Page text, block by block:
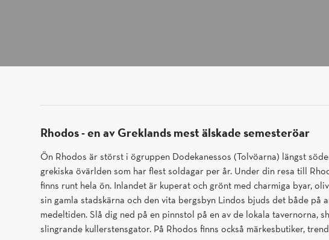
Rhodos - en av Greklands mest älskade semesteröar
Ön Rhodos är störst i ögruppen Dodekanessos (Tolvöarna) längst
grekiska övärlden som har flest soldagar per år. Under din resa till
finns runt hela ön. Inlandet är kuperat och grönt med charmiga byar,
sin gamla stadskärna och den vita bergsbyn Lindos bjuds det både på
medeltiden. Slå dig ned på en pinnstol på en av de lokala tavernorna,
slingrande kullerstensgator. På Rhodos finns också märkesbutiker,